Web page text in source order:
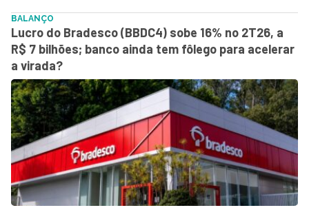
BALANÇO
Lucro do Bradesco (BBDC4) sobe 16% no 2T26, a
R$ 7 bilhões; banco ainda tem fôlego para acelerar
a virada?